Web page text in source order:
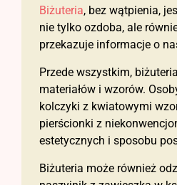
Biżuteria, bez wątpienia,
nie tylko ozdoba, ale
przekazuje informacje o
Przede wszystkim,
materiałów i wzorów.
kolczyki z kwiatowymi
pierścionki z
estetycznych i sposobu
Biżuteria może również